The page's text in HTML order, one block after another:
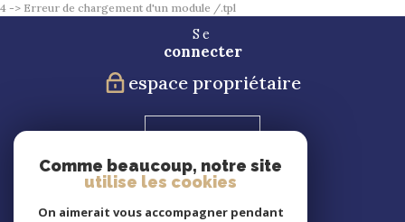
4 -> Erreur de chargement d'un module /.tpl
Se
connecter
espace propriétaire
suivre
Comme beaucoup, notre site
utilise les cookies
On aimerait vous accompagner pendant